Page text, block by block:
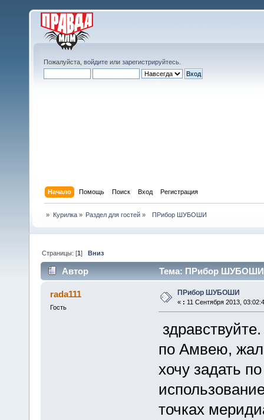
Пожалуйста, войдите или зарегистрируйтесь
Начало Помощь Поиск Вход Регистрация
» Курилка» Раздел для гостей»
  ПРибор ШУБОШИ
Страницы: [1]Вниз
Автор Тема: ПРибор ШУБОШИ
rada111
Гость
ПРибор ШУБОШИ
« : 11 Сентября 2013,
по Амвею,
хочу задать
точках